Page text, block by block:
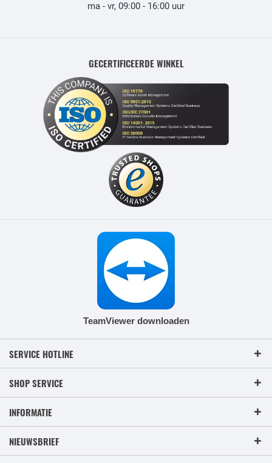
ma - vr, 09:00 - 16:00 uur
GECERTIFICEERDE WINKEL
TeamViewer downloaden
SERVICE HOTLINE
SHOP SERVICE
INFORMATIE
NIEUWSBRIEF